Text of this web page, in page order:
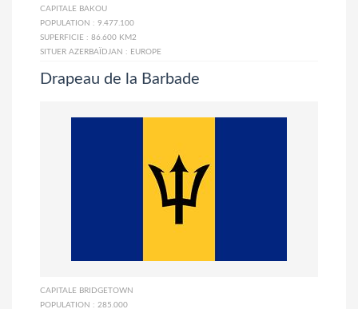
CAPITALE BAKOU
POPULATION : 9.477.100
SUPERFICIE : 86.600 KM2
SITUER AZERBAÏDJAN : EUROPE
Drapeau de la Barbade
CAPITALE BRIDGETOWN
POPULATION : 285.000